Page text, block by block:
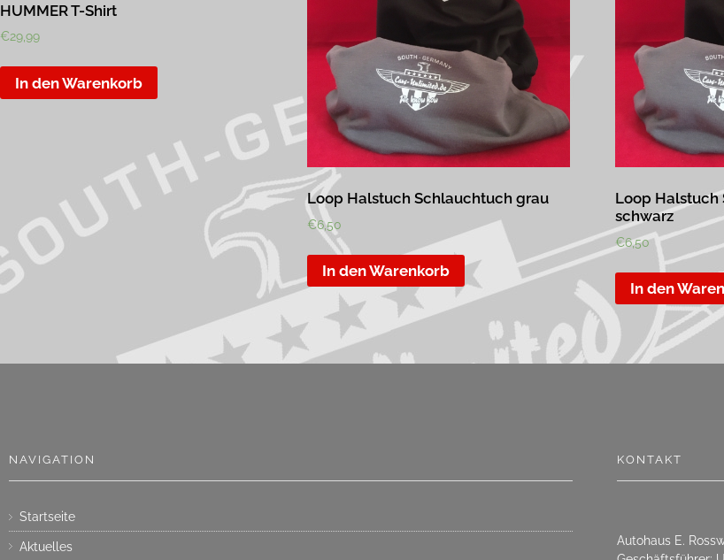
HUMMER T-Shirt
€29,99
In den Warenkorb
Loop Halstuch Schlauchtuch grau
€6,50
In den Warenkorb
Loop
schwarz
€6,50
In den
NAVIGATION
Startseite
Aktuelles
KONTAKT
Autohaus E.